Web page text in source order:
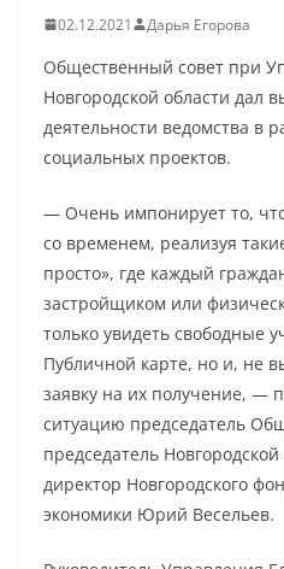
02.12.2021 Дарья Егорова
Общественный совет при
Новгородской области дал
деятельности ведомства в
социальных проектов.
— Очень импонирует то,
со временем, реализуя
просто», где каждый
застройщиком или
только увидеть свободные
Публичной карте, но и, не
заявку на их получение, —
ситуацию председатель
председатель
директор Новгородского
экономики Юрий Весельев.